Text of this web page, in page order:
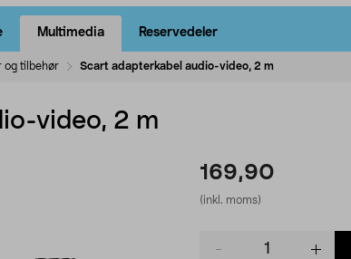
Multimedia Reservedeler
og tilbehør Scart adapterkabel audio-video, 2 m
video, 2 m
169,90
(inkl. moms)